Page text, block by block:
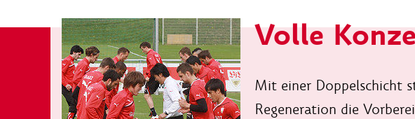
Volle
Mit einer Doppelschicht
Regeneration die